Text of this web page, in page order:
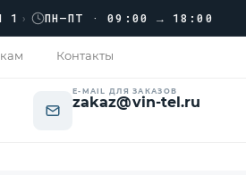
ПН–ПТ · 09:00 → 18:00 ›››
Контакты
E-MAIL ДЛЯ ЗАКАЗОВ
zakaz@vin-tel.ru